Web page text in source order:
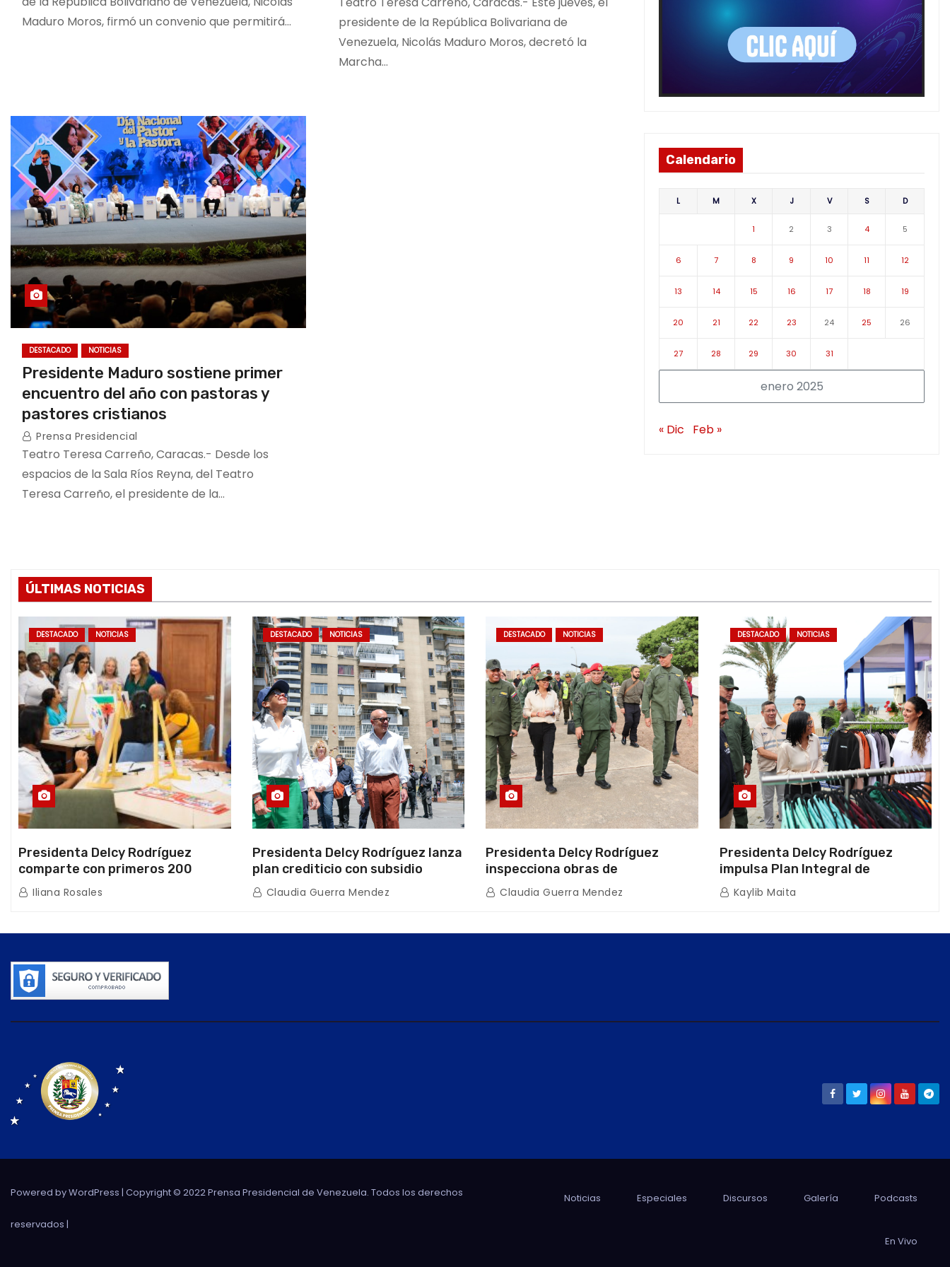
Maduro Moros, firmó un convenio que permitirá…
presidente de la República Bolivariana de
Venezuela, Nicolás Maduro Moros, decretó la
Marcha…
DESTACADO NOTICIAS
Presidente Maduro sostiene primer
encuentro del año con pastoras y
pastores cristianos
Prensa Presidencial
Teatro Teresa Carreño, Caracas.- Desde los
espacios de la Sala Ríos Reyna, del Teatro
Teresa Carreño, el presidente de la…
Calendario
enero 2025
L M X J V S D
1 2 3 4 5
6 7 8 9 10 11 12
13 14 15 16 17 18 19
20 21 22 23 24 25 26
27 28 29 30 31
« Dic Feb »
ÚLTIMAS NOTICIAS
DESTACADO NOTICIAS
Presidenta Delcy Rodríguez
comparte con primeros 200
beneficiarios de la nueva Casa de
los Abuelos “La Primavera” en
Iliana Rosales
DESTACADO NOTICIAS
Presidenta Delcy Rodríguez lanza
plan crediticio con subsidio
directo en encuentro con Juntas
de Condominio
Claudia Guerra Mendez
DESTACADO NOTICIAS
Presidenta Delcy Rodríguez
inspecciona obras de
restauración en Escuela Naval
tras afectaciones sísmicas en La
Claudia Guerra Mendez
DESTACADO NOTICIAS
Presidenta Delcy Rodríguez
impulsa Plan Integral de
Reactivación Económica en La
Guaira
Kaylib Maita
Powered by WordPress | Copyright © 2022 Prensa Presidencial de Venezuela. Todos los derechos
reservados |
Noticias Especiales Discursos Galería Podcasts
En Vivo